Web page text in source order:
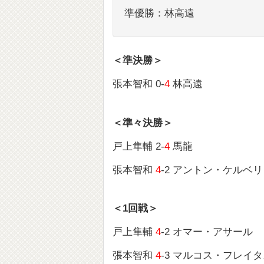
準優勝：林高遠
＜準決勝＞
張本智和 0-4 林高遠
＜準々決勝＞
戸上隼輔 2-4 馬龍
張本智和 4-2 アントン・ケルベリ
＜1回戦＞
戸上隼輔 4-2 オマー・アサール
張本智和 4-3 マルコス・フレイ